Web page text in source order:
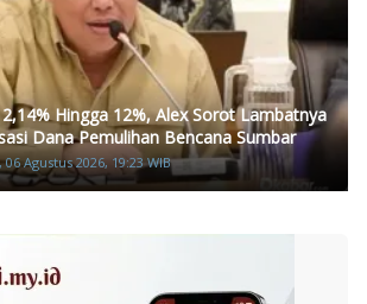
Hingga 12%, Alex Sorot Lambatnya
Dana Pemulihan Bencana Sumbar
06 Agustus 2026, 19:23 WIB